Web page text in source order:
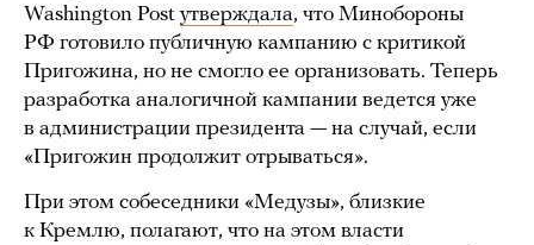
Washington Post утверждала, что Минобороны
РФ готовило публичную кампанию с критикой
Пригожина, но не смогло ее организовать. Теперь
разработка аналогичной кампании ведется уже
в администрации президента — на случай, если
«Пригожин продолжит отрываться».
При этом собеседники «Медузы», близкие
к Кремлю, полагают, что на этом власти